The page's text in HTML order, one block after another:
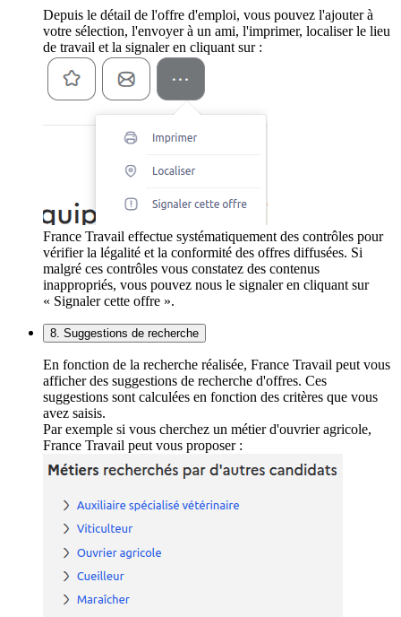
Depuis le détail de l'offre d'emploi, vous pouvez l'ajouter à
votre sélection, l'envoyer à un ami, l'imprimer, localiser le lieu
de travail et la signaler en cliquant sur :
France Travail effectue systématiquement des contrôles pour
vérifier la légalité et la conformité des offres diffusées. Si
malgré ces contrôles vous constatez des contenus
inappropriés, vous pouvez nous le signaler en cliquant sur
« Signaler cette offre ».
8. Suggestions de recherche
En fonction de la recherche réalisée, France Travail peut vous
afficher des suggestions de recherche d'offres. Ces
suggestions sont calculées en fonction des critères que vous
avez saisis.
Par exemple si vous cherchez un métier d'ouvrier agricole,
France Travail peut vous proposer :